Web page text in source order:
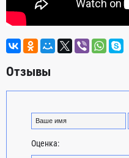
Отзывы
Оценка: